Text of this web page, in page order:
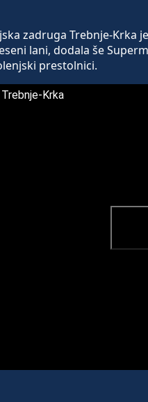
zadruga Trebnje-
lani, dodala še
prestolnici.
Krka